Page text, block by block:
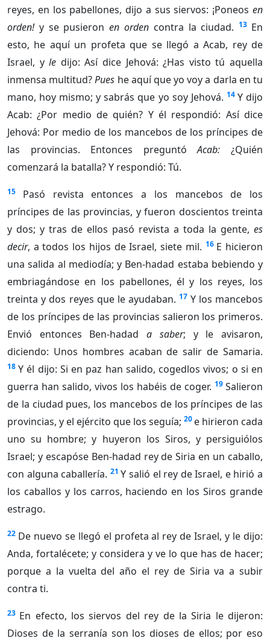
reyes, en los pabellones, dijo a sus siervos: ¡Poneos en
orden!y se pusieronen orden contra la ciudad. 13 En
esto, he aquí un profeta que se llegó a Acab, rey de
Israel, yle dijo: Así dice Jehová: ¿Has visto tú aquella
inmensa multitud?Pues he aquí que yo voy a darla en tu
mano, hoy mismo; y sabrás que yo soy Jehová. 14 Y dijo
Acab: ¿Por medio de quién? Y él respondió: Así dice
Jehová: Por medio de los mancebos de los príncipes de
las provincias. Entonces preguntóAcab: ¿Quién
comenzará la batalla? Y respondió: Tú.
15
Pasó revista entonces a los mancebos de los
príncipes de las provincias, y fueron doscientos treinta
y dos; y tras de ellos pasó revista a toda la gente, es
decir, a todos los hijos de Israel, siete mil. 16 E hicieron
una salida al mediodía; y Ben-hadad estaba bebiendo y
embriagándose en los pabellones, él y los reyes, los
treinta y dos reyes que le ayudaban. 17 Y los mancebos
de los príncipes de las provincias salieron los primeros.
Envió entonces Ben-hadada saber; y le avisaron,
diciendo: Unos hombres acaban de salir de Samaria.
18 Y él dijo: Si en paz han salido, cogedlos vivos; o si en
guerra han salido, vivos los habéis de coger. 19 Salieron
de la ciudad pues, los mancebos de los príncipes de las
provincias, y el ejército que los seguía; 20 e hirieron cada
uno su hombre; y huyeron los Siros, y persiguiólos
Israel; y escapóse Ben-hadad rey de Siria en un caballo,
con alguna caballería. 21 Y salió el rey de Israel, e hirió a
los caballos y los carros, haciendo en los Siros grande
estrago.
22 De nuevo se llegó el profeta al rey de Israel, y le dijo:
Anda, fortalécete; y considera y ve lo que has de hacer;
porque a la vuelta del año el rey de Siria va a subir
contra ti.
23 En efecto, los siervos del rey de la Siria le dijeron:
Dioses de la serranía son los dioses de ellos; por eso